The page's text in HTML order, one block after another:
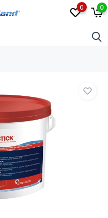
0 0